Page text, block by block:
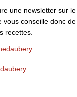
une newsletter sur
conseille donc
recettes.